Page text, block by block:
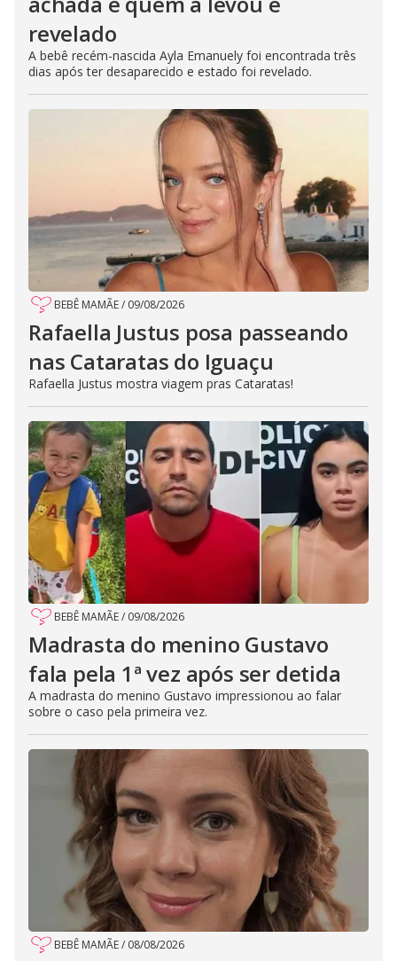
revelado
A bebê recém-nascida Ayla Emanuely foi encontrada três
dias após ter desaparecido e estado foi revelado.
BEBÊ MAMÃE/ 09/08/2026
Rafaella Justus posa passeando
nas Cataratas do Iguaçu
Rafaella Justus mostra viagem pras Cataratas!
BEBÊ MAMÃE/ 09/08/2026
Madrasta do menino Gustavo
fala pela 1ª vez após ser detida
A madrasta do menino Gustavo impressionou ao falar
sobre o caso pela primeira vez.
BEBÊ MAMÃE/ 08/08/2026